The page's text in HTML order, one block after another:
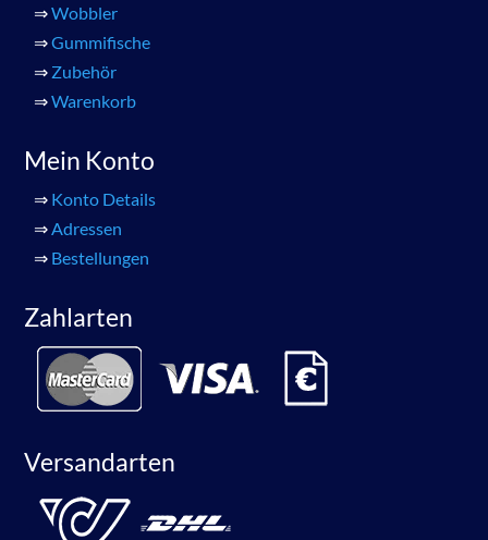
⇒Wobbler
⇒Gummifische
⇒ Zubehör
⇒Warenkorb
Mein Konto
⇒ Konto Details
⇒Adressen
⇒ Bestellungen
Zahlarten
Versandarten